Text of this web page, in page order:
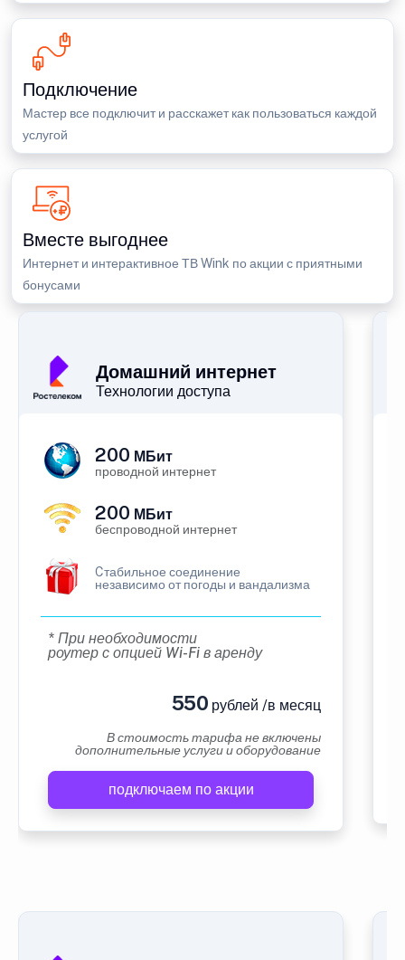
Подключение
Мастер все подключит и расскажет как пользоваться каждой
услугой
Вместе выгоднее
Интернет и интерактивное ТВ Wink по акции с приятными
бонусами
Домашний интернет
Технологии доступа
200 МБит
проводной интернет
200 МБит
беспроводной интернет
Cтабильное соединение
независимо от погоды и вандализма
* При необходимости
роутер с опцией Wi-Fi в аренду
550 рублей /в месяц
В стоимость тарифа не включены
дополнительные услуги и оборудование
подключаем по акции